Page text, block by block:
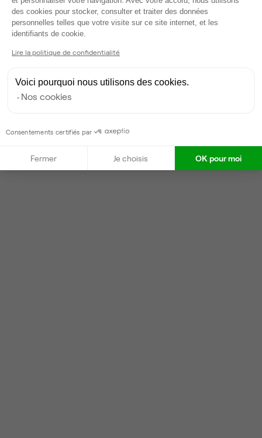
V Valentin
Partenaire depuis 2022
Taux de réponse : 40%
des cookies pour stocker, consulter et traiter des données
personnelles telles que votre visite sur ce site internet, et les
identifiants de cookie.
Lire la politique de confidentialité
Voici pourquoi nous utilisons des cookies.
Nos cookies
Consentements certifiés par
Fermer Je choisis OK pour moi